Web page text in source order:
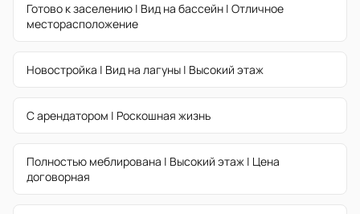
Готово к заселению | Вид на бассейн | Отличное
месторасположение
Новостройка | Вид на лагуны | Высокий этаж
С арендатором | Роскошная жизнь
Полностью меблирована | Высокий этаж | Цена
договорная